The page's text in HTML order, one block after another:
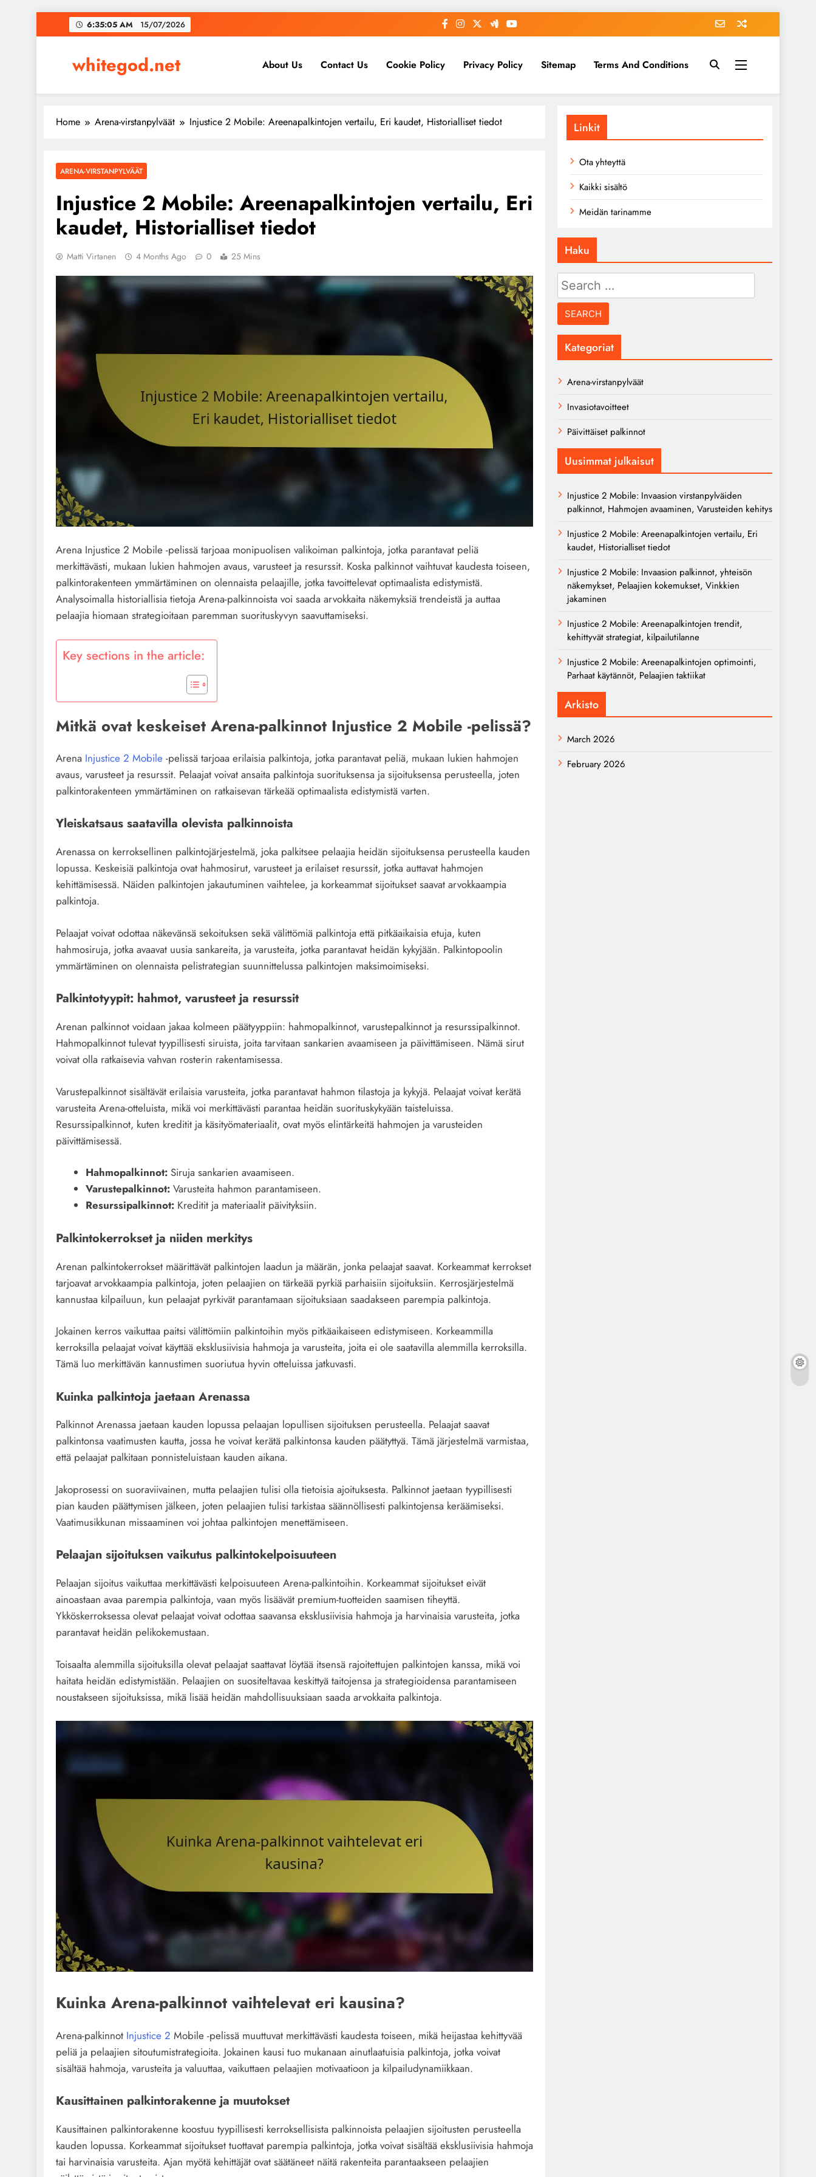
to
6:35:06 AM 15/07/2026
whitegod.net About Us Contact Us Cookie Policy Privacy Policy Sitemap Terms And Conditions
Home Arena-virstanpylväät Injustice 2 Mobile: Areenapalkintojen vertailu, Eri kaudet, Historialliset tiedot
ARENA-VIRSTANPYLVÄÄT
Injustice 2 Mobile: Areenapalkintojen vertailu, Eri
kaudet, Historialliset tiedot
Matti Virtanen 4 Months Ago 0 25 Mins
Arena Injustice 2 Mobile -pelissä tarjoaa monipuolisen valikoiman palkintoja, jotka parantavat peliä
merkittävästi, mukaan lukien hahmojen avaus, varusteet ja resurssit. Koska palkinnot vaihtuvat kaudesta toiseen,
palkintorakenteen ymmärtäminen on olennaista pelaajille, jotka tavoittelevat optimaalista edistymistä.
Analysoimalla historiallisia tietoja Arena-palkinnoista voi saada arvokkaita näkemyksiä trendeistä ja auttaa
pelaajia hiomaan strategioitaan paremman suorituskyvyn saavuttamiseksi.
Key sections in the article:
Mitkä ovat keskeiset Arena-palkinnot Injustice 2 Mobile -pelissä?
Arena Injustice 2 Mobile -pelissä tarjoaa erilaisia palkintoja, jotka parantavat peliä, mukaan lukien hahmojen
avaus, varusteet ja resurssit. Pelaajat voivat ansaita palkintoja suorituksensa ja sijoituksensa perusteella, joten
palkintorakenteen ymmärtäminen on ratkaisevan tärkeää optimaalista edistymistä varten.
Yleiskatsaus saatavilla olevista palkinnoista
Arenassa on kerroksellinen palkintojärjestelmä, joka palkitsee pelaajia heidän sijoituksensa perusteella kauden
lopussa. Keskeisiä palkintoja ovat hahmosirut, varusteet ja erilaiset resurssit, jotka auttavat hahmojen
kehittämisessä. Näiden palkintojen jakautuminen vaihtelee, ja korkeammat sijoitukset saavat arvokkaampia
palkintoja.
Pelaajat voivat odottaa näkevänsä sekoituksen sekä välittömiä palkintoja että pitkäaikaisia etuja, kuten
hahmosiruja, jotka avaavat uusia sankareita, ja varusteita, jotka parantavat heidän kykyjään. Palkintopoolin
ymmärtäminen on olennaista pelistrategian suunnittelussa palkintojen maksimoimiseksi.
Palkintotyypit: hahmot, varusteet ja resurssit
Arenan palkinnot voidaan jakaa kolmeen päätyyppiin: hahmopalkinnot, varustepalkinnot ja resurssipalkinnot.
Hahmopalkinnot tulevat tyypillisesti siruista, joita tarvitaan sankarien avaamiseen ja päivittämiseen. Nämä sirut
voivat olla ratkaisevia vahvan rosterin rakentamisessa.
Varustepalkinnot sisältävät erilaisia varusteita, jotka parantavat hahmon tilastoja ja kykyjä. Pelaajat voivat kerätä
varusteita Arena-otteluista, mikä voi merkittävästi parantaa heidän suorituskykyään taisteluissa.
Resurssipalkinnot, kuten kreditit ja käsityömateriaalit, ovat myös elintärkeitä hahmojen ja varusteiden
päivittämisessä.
Hahmopalkinnot:Siruja sankarien avaamiseen.
Varustepalkinnot:Varusteita hahmon parantamiseen.
Resurssipalkinnot:Kreditit ja materiaalit päivityksiin.
Palkintokerrokset ja niiden merkitys
Arenan palkintokerrokset määrittävät palkintojen laadun ja määrän, jonka pelaajat saavat. Korkeammat kerrokset
tarjoavat arvokkaampia palkintoja, joten pelaajien on tärkeää pyrkiä parhaisiin sijoituksiin. Kerrosjärjestelmä
kannustaa kilpailuun, kun pelaajat pyrkivät parantamaan sijoituksiaan saadakseen parempia palkintoja.
Jokainen kerros vaikuttaa paitsi välittömiin palkintoihin myös pitkäaikaiseen edistymiseen. Korkeammilla
kerroksilla pelaajat voivat käyttää eksklusiivisia hahmoja ja varusteita, joita ei ole saatavilla alemmilla kerroksilla.
Tämä luo merkittävän kannustimen suoriutua hyvin otteluissa jatkuvasti.
Kuinka palkintoja jaetaan Arenassa
Palkinnot Arenassa jaetaan kauden lopussa pelaajan lopullisen sijoituksen perusteella. Pelaajat saavat
palkintonsa vaatimusten kautta, jossa he voivat kerätä palkintonsa kauden päätyttyä. Tämä järjestelmä varmistaa,
että pelaajat palkitaan ponnisteluistaan kauden aikana.
Jakoprosessi on suoraviivainen, mutta pelaajien tulisi olla tietoisia ajoituksesta. Palkinnot jaetaan tyypillisesti
pian kauden päättymisen jälkeen, joten pelaajien tulisi tarkistaa säännöllisesti palkintojensa keräämiseksi.
Vaatimusikkunan missaaminen voi johtaa palkintojen menettämiseen.
Pelaajan sijoituksen vaikutus palkintokelpoisuuteen
Pelaajan sijoitus vaikuttaa merkittävästi kelpoisuuteen Arena-palkintoihin. Korkeammat sijoitukset eivät
ainoastaan avaa parempia palkintoja, vaan myös lisäävät premium-tuotteiden saamisen tiheyttä.
Ykköskerroksessa olevat pelaajat voivat odottaa saavansa eksklusiivisia hahmoja ja harvinaisia varusteita, jotka
parantavat heidän pelikokemustaan.
Toisaalta alemmilla sijoituksilla olevat pelaajat saattavat löytää itsensä rajoitettujen palkintojen kanssa, mikä voi
haitata heidän edistymistään. Pelaajien on suositeltavaa keskittyä taitojensa ja strategioidensa parantamiseen
noustakseen sijoituksissa, mikä lisää heidän mahdollisuuksiaan saada arvokkaita palkintoja.
Kuinka Arena-palkinnot vaihtelevat eri kausina?
Arena-palkinnot Injustice 2 Mobile -pelissä muuttuvat merkittävästi kaudesta toiseen, mikä heijastaa kehittyvää
peliä ja pelaajien sitoutumistrategioita. Jokainen kausi tuo mukanaan ainutlaatuisia palkintoja, jotka voivat
sisältää hahmoja, varusteita ja valuuttaa, vaikuttaen pelaajien motivaatioon ja kilpailudynamiikkaan.
Kausittainen palkintorakenne ja muutokset
Kausittainen palkintorakenne koostuu tyypillisesti kerroksellisista palkinnoista pelaajien sijoitusten perusteella
kauden lopussa. Korkeammat sijoitukset tuottavat parempia palkintoja, jotka voivat sisältää eksklusiivisia hahmoja
tai harvinaisia varusteita. Ajan myötä kehittäjät ovat säätäneet näitä rakenteita parantaakseen pelaajien
Linkit
Ota yhteyttä
Kaikki sisältö
Meidän tarinamme
Haku
Search
for:
Kategoriat
Arena-virstanpylväät
Invasiotavoitteet
Päivittäiset palkinnot
Uusimmat julkaisut
Injustice 2 Mobile: Invaasion virstanpylväiden
palkinnot, Hahmojen avaaminen, Varusteiden kehitys
Injustice 2 Mobile: Areenapalkintojen vertailu, Eri
kaudet, Historialliset tiedot
Injustice 2 Mobile: Invaasion palkinnot, yhteisön
näkemykset, Pelaajien kokemukset, Vinkkien
jakaminen
Injustice 2 Mobile: Areenapalkintojen trendit,
kehittyvät strategiat, kilpailutilanne
Injustice 2 Mobile: Areenapalkintojen optimointi,
Parhaat käytännöt, Pelaajien taktiikat
Arkisto
March 2026
February 2026